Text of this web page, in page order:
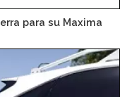
para su Maxima